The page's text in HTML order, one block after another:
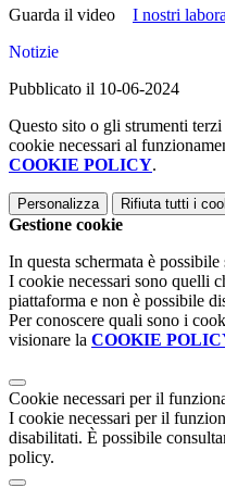
Guarda il video I nostri
Notizie
Pubblicato il 10-06-2024
Questo sito o gli strumenti
cookie necessari al
COOKIE POLICY.
Personalizza Rifiuta tutti i
Gestione cookie
In questa schermata è
I cookie necessari sono quelli
piattaforma e non è possibile
Per conoscere quali sono i
visionare la COOKIE
Cookie necessari per il
I cookie necessari per il
disabilitati. È possibile
policy.